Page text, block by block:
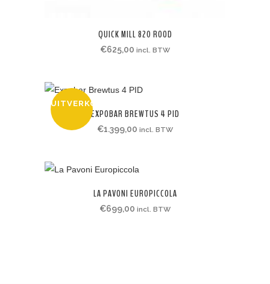
QUICK MILL 820 ROOD
€625,00 incl. BTW
UITVERKOCHT
EXPOBAR BREWTUS 4 PID
€1.399,00 incl. BTW
LA PAVONI EUROPICCOLA
€699,00 incl. BTW